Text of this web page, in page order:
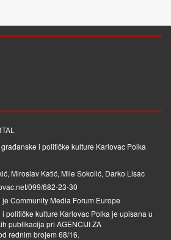
i političke kulture Karlovac Polka
Miroslav Katić, Mile Sokolić, Darko Lisac
099/682-23-30
je Community Media Forum Europe
političke kulture Karlovac Polka je upisana u
publikacija pri AGENCIJI ZA
rednim brojem 68/16.